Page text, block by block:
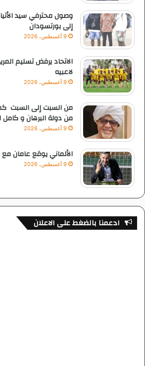
وصول محترفي سيد
إلى بورتسودان
9 أغسطس، 2026
الاتحاد يرفض تسليم
لاعبيه
9 أغسطس، 2026
من السبت إلى السبت
من دولة البرهان و
9 أغسطس، 2026
الألماني يوقع عامان مع
9 أغسطس، 2026
ادعمنا بالضغط على الاعلان